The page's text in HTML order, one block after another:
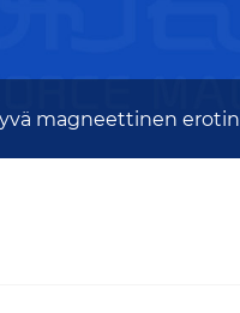
magneettinen erotin